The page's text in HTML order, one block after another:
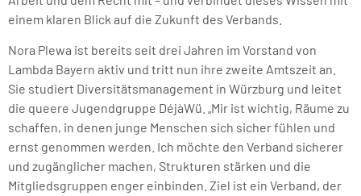
einem klaren Blick auf die Zukunft des Verbands.
Nora Plewa ist bereits seit drei Jahren im Vorstand von
Lambda Bayern aktiv und tritt nun ihre zweite Amtszeit an.
Sie studiert Diversitätsmanagement in Würzburg und leitet
die queere Jugendgruppe DéjàWü. „Mir ist wichtig, Räume zu
schaffen, in denen junge Menschen sich sicher fühlen und
ernst genommen werden. Ich möchte den Verband sicherer
und zugänglicher machen, Strukturen stärken und die
Mitgliedsgruppen enger einbinden. Ziel ist ein Verband, der